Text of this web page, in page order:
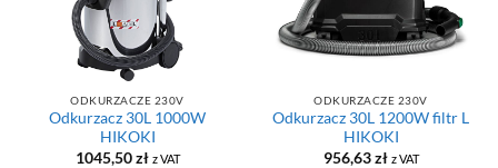
ODKURZACZE 230V
Odkurzacz 30L 1000W
HIKOKI
1045,50zł z VAT
ODKURZACZE 230V
Odkurzacz 30L 1200W filtr L
HIKOKI
956,63zł z VAT